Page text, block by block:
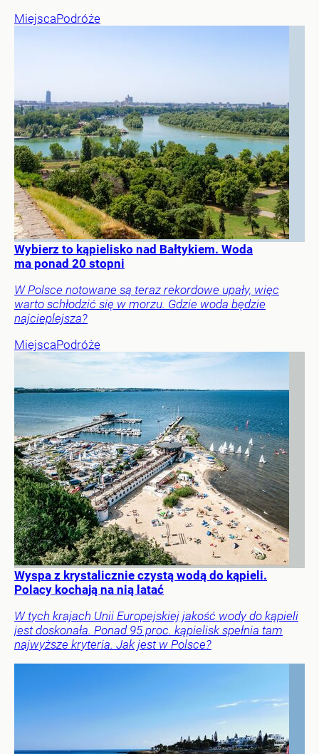
MiejscaPodróże
Wybierz to kąpielisko nad Bałtykiem. Woda
ma ponad 20 stopni
W Polsce notowane są teraz rekordowe upały, więc
warto schłodzić się w morzu. Gdzie woda będzie
najcieplejsza?
MiejscaPodróże
Wyspa z krystalicznie czystą wodą do kąpieli.
Polacy kochają na nią latać
W tych krajach Unii Europejskiej jakość wody do kąpieli
jest doskonała. Ponad 95 proc. kąpielisk spełnia tam
najwyższe kryteria. Jak jest w Polsce?